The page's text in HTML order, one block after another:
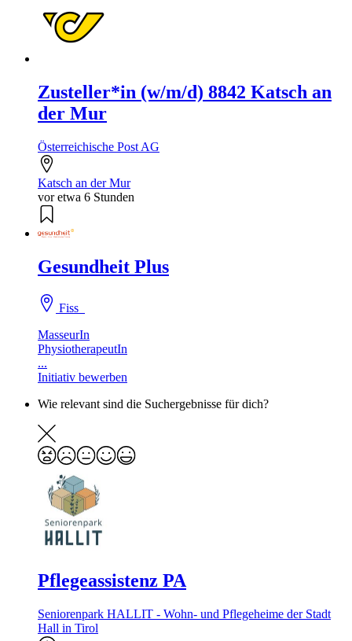
Zusteller*in (w/m/d) 8842 Katsch an
der Mur
Österreichische Post AG
Katsch an der Mur
vor etwa 6 Stunden
Gesundheit Plus
Fiss
MasseurIn
PhysiotherapeutIn
...
Initiativ bewerben
Wie relevant sind die Suchergebnisse für dich?
Pflegeassistenz PA
Seniorenpark HALLIT - Wohn- und Pflegeheime der Stadt
Hall in Tirol